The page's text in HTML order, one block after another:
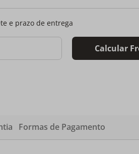
e prazo de entrega
Calcular
Formas de Pagamento